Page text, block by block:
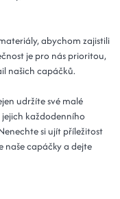
abychom zajistili
je pro nás prioritou,
našich capáčků.
udržíte své malé
každodenního
si ujít příležitost
naše capáčky a dejte